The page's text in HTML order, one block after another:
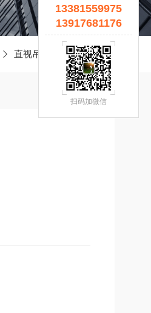
直视吊秤 JY洞头吊秤
13381559975
13917681176
扫码加微信